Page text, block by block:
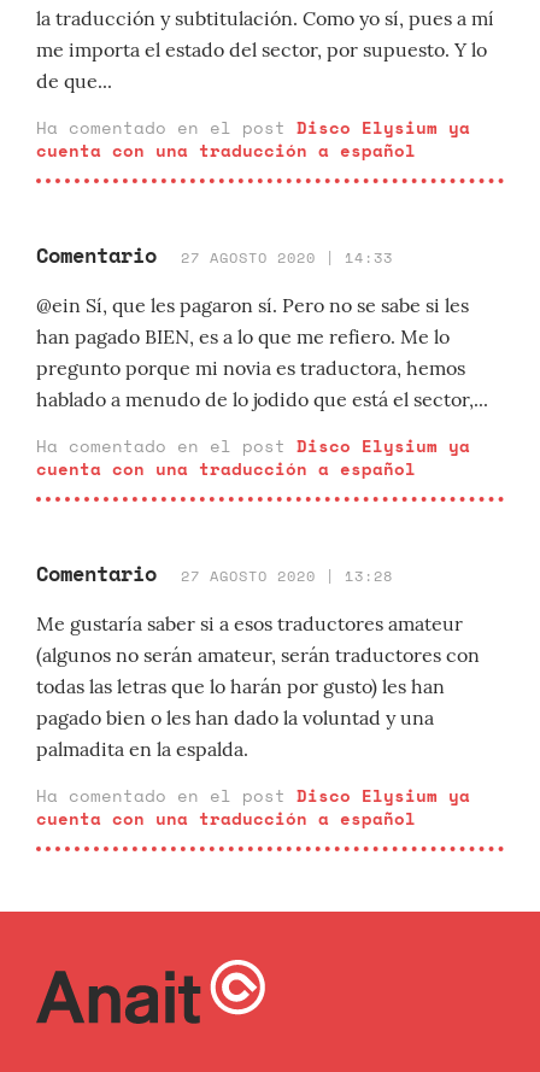
la traducción y subtitulación. Como yo sí, pues a mí
me importa el estado del sector, por supuesto. Y lo
de que...
Ha comentado en el post Disco Elysium ya
cuenta con una traducción a español
Comentario 27 AGOSTO 2020 | 14:33
@ein Sí, que les pagaron sí. Pero no se sabe si les
han pagado BIEN, es a lo que me refiero. Me lo
pregunto porque mi novia es traductora, hemos
hablado a menudo de lo jodido que está el sector,...
Ha comentado en el post Disco Elysium ya
cuenta con una traducción a español
Comentario 27 AGOSTO 2020 | 13:28
Me gustaría saber si a esos traductores amateur
(algunos no serán amateur, serán traductores con
todas las letras que lo harán por gusto) les han
pagado bien o les han dado la voluntad y una
palmadita en la espalda.
Ha comentado en el post Disco Elysium ya
cuenta con una traducción a español